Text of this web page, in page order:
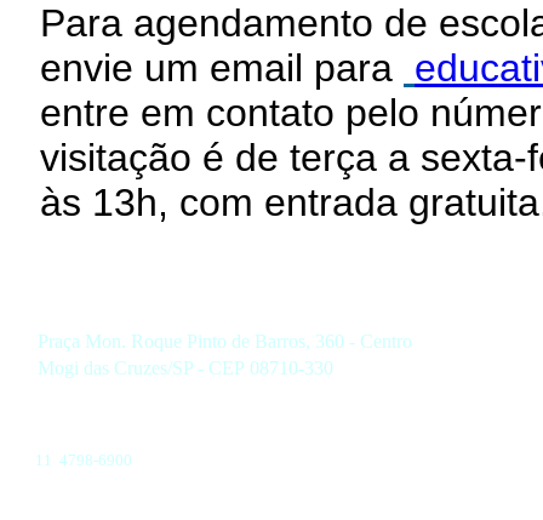
Para agendamento de
envie um email para
entre em contato pelo
visitação é de terça a
às 13h, com entrada
Praça Mon. Roque Pinto de Barros, 360 - Centro
Mogi das Cruzes/SP - CEP 08710-330
11 4798-6900